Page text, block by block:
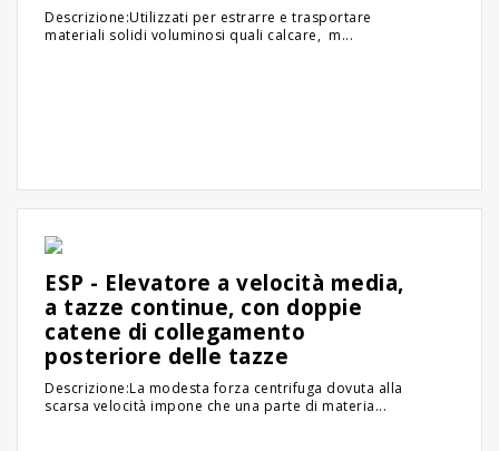
Descrizione:Utilizzati per estrarre e trasportare
materiali solidi voluminosi quali calcare, m...
ESP - Elevatore a velocità media,
a tazze continue, con doppie
catene di collegamento
posteriore delle tazze
Descrizione:La modesta forza centrifuga dovuta alla
scarsa velocità impone che una parte di materia...